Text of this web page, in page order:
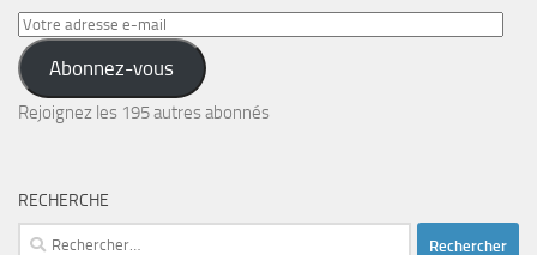
Votre
adresse
e-
mail
Abonnez-vous
Rejoignez les 195 autres abonnés
RECHERCHE
Rechercher :